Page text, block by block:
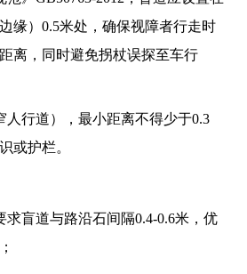
缘）0.5米处，确保视障者行走时
离，同时避免拐杖误探至车行
人行道），最小距离不得少于0.3
或护栏。
求盲道与路沿石间隔0.4-0.6米，优